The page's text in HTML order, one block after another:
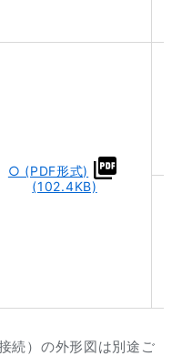
○ (PDF形式)
(102.4KB)
続）の外形図は別途ご